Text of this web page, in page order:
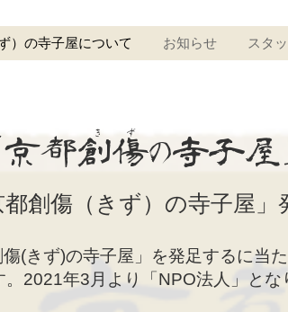
）の寺子屋について お知らせ スタ
京都創傷の寺子屋
都創傷（きず）の寺子屋
(きず)の寺子屋」を発足するに当
2021年3月より「NPO法人」とな
き ず